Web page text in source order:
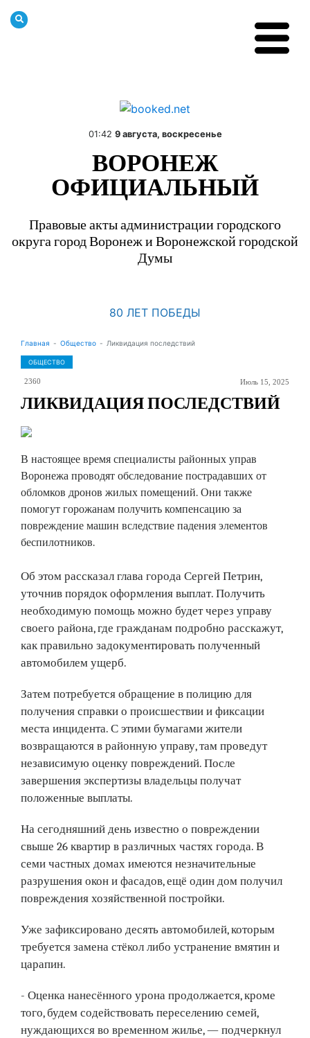
01:42 9 августа, воскресенье
ВОРОНЕЖ
ОФИЦИАЛЬНЫЙ
Правовые акты администрации городского
округа город Воронеж и Воронежской городской
Думы
80 ЛЕТ ПОБЕДЫ
Главная Общество Ликвидация последствий
ОБЩЕСТВО
2360 Июль 15, 2025
ЛИКВИДАЦИЯ ПОСЛЕДСТВИЙ
В настоящее время специалисты районных управ
Воронежа проводят обследование пострадавших от
обломков дронов жилых помещений. Они также
помогут горожанам получить компенсацию за
повреждение машин вследствие падения элементов
беспилотников.
Об этом рассказал глава города Сергей Петрин,
уточнив порядок оформления выплат. Получить
необходимую помощь можно будет через управу
своего района, где гражданам подробно расскажут,
как правильно задокументировать полученный
автомобилем ущерб.
Затем потребуется обращение в полицию для
получения справки о происшествии и фиксации
места инцидента. С этими бумагами жители
возвращаются в районную управу, там проведут
независимую оценку повреждений. После
завершения экспертизы владельцы получат
положенные выплаты.
На сегодняшний день известно о повреждении
свыше 26 квартир в различных частях города. В
семи частных домах имеются незначительные
разрушения окон и фасадов, ещё один дом получил
повреждения хозяйственной постройки.
Уже зафиксировано десять автомобилей, которым
требуется замена стёкол либо устранение вмятин и
царапин.
- Оценка нанесённого урона продолжается, кроме
того, будем содействовать переселению семей,
нуждающихся во временном жилье, — подчеркнул